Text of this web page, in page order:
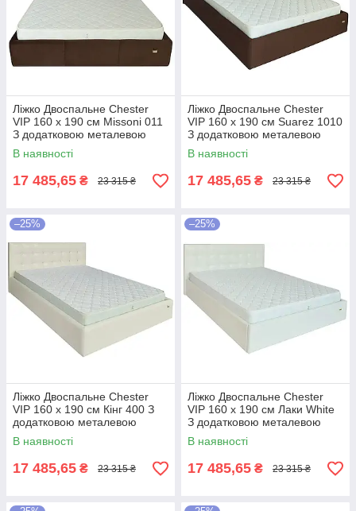
Ліжко Двоспальне Chester
VIP 160 х 190 см Missoni 011
З додатковою металевою
цільнозварною рамою
Темно-коричневий
В наявності
17 485,65 ₴ 23 315 ₴
Ліжко Двоспальне Chester
VIP 160 х 190 см Suarez 1010
З додатковою металевою
цільнозварною рамою
Коричневий
В наявності
17 485,65 ₴ 23 315 ₴
–25%
Ліжко Двоспальне Chester
VIP 160 х 190 см Кінг 400 З
додатковою металевою
цільнозварною рамою C1
Білий
В наявності
17 485,65 ₴ 23 315 ₴
–25%
Ліжко Двоспальне Chester
VIP 160 х 190 см Лаки White
З додатковою металевою
цільнозварною рамою Білий
В наявності
17 485,65 ₴ 23 315 ₴